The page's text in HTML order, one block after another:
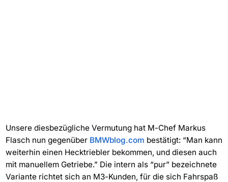
Unsere diesbezügliche Vermutung hat M-Chef Markus
Flasch nun gegenüber BMWblog.com bestätigt: “Man kann
weiterhin einen Hecktriebler bekommen, und diesen auch
mit manuellem Getriebe.” Die intern als “pur” bezeichnete
Variante richtet sich an M3-Kunden, für die sich Fahrspaß